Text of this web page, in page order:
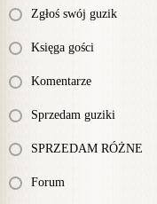
Zgłoś swój guzik
Księga gości
Komentarze
Sprzedam guziki
SPRZEDAM RÓŻNE
Forum